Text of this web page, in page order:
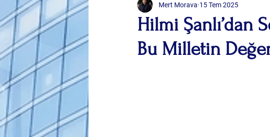
Teknoloji Rumeli
Hilmi Şanlı’dan
Bu Milletin
Mert Morava 15 Tem 2025